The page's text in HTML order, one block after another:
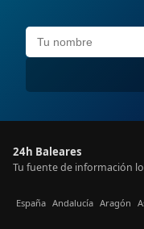
24h Baleares
Tu fuente de información
España Andalucía Aragón